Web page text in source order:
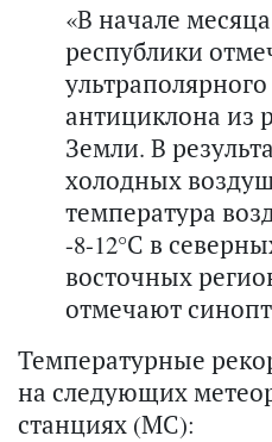
«В начале
республики
антициклона из
Земли. В
холодных
температура
-8-12°С в
восточных
отмечают
Температурные
на следующих
станциях (МС):